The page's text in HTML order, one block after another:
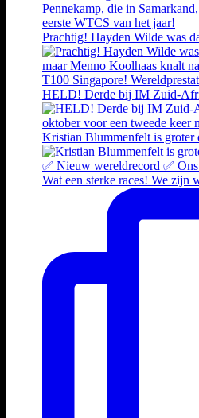
Prachtig! Hayden Wilde was
HELD! Derde bij IM Zuid-
Kristian Blummenfelt is groter
Wat een sterke races! We zijn